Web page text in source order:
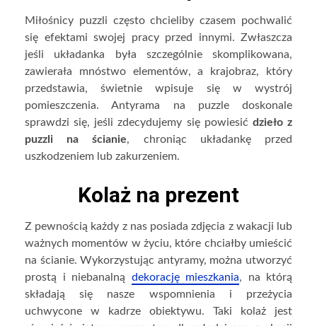
Miłośnicy puzzli często chcieliby czasem pochwalić
się efektami swojej pracy przed innymi. Zwłaszcza
jeśli układanka była szczególnie skomplikowana,
zawierała mnóstwo elementów, a krajobraz, który
przedstawia, świetnie wpisuje się w wystrój
pomieszczenia. Antyrama na puzzle doskonale
sprawdzi się, jeśli zdecydujemy się powiesić dzieło z
puzzli na ścianie, chroniąc układankę przed
uszkodzeniem lub zakurzeniem.
Kolaż na prezent
Z pewnością każdy z nas posiada zdjęcia z wakacji lub
ważnych momentów w życiu, które chciałby umieścić
na ścianie. Wykorzystując antyramy, można utworzyć
prostą i niebanalną dekorację mieszkania, na którą
składają się nasze wspomnienia i przeżycia
uchwycone w kadrze obiektywu. Taki kolaż jest